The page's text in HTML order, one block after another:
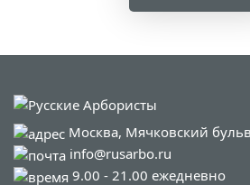
Москва, Мячковский
info@rusarbo.ru
9.00 - 21.00 ежедневно